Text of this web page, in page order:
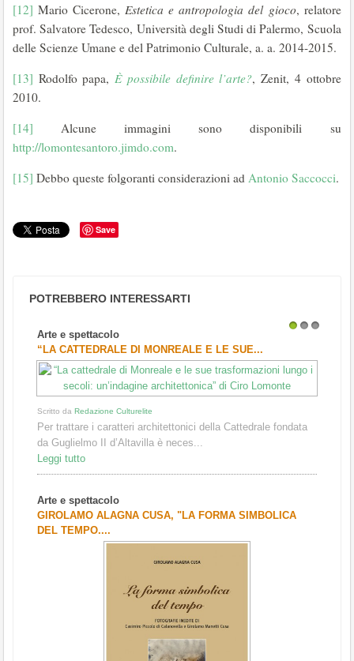
[12] Mario Cicerone, Estetica e antropologia del gioco, relatore
prof. Salvatore Tedesco, Università degli Studi di Palermo, Scuola
delle Scienze Umane e del Patrimonio Culturale, a. a. 2014-2015.
[13] Rodolfo papa, È possibile definire l’arte?, Zenit, 4 ottobre
2010.
[14] Alcune immagini sono disponibili su
http://lomontesantoro.jimdo.com.
[15] Debbo queste folgoranti considerazioni ad Antonio Saccocci.
Save
POTREBBERO INTERESSARTI
Arte e spettacolo
“LA CATTEDRALE DI MONREALE E LE SUE...
Scritto da Redazione Culturelite
Per trattare i caratteri architettonici della Cattedrale fondata
da Guglielmo II d’Altavilla è neces...
Leggi tutto
Arte e spettacolo
GIROLAMO ALAGNA CUSA, "LA FORMA SIMBOLICA
DEL TEMPO....